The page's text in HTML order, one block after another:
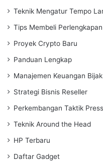
Teknik Mengatur Tempo
Tips Membeli
Proyek Crypto Baru
Panduan Lengkap
Manajemen Keuangan Bijak
Strategi Bisnis Reseller
Perkembangan Taktik
Teknik Around the Head
HP Terbaru
Daftar Gadget